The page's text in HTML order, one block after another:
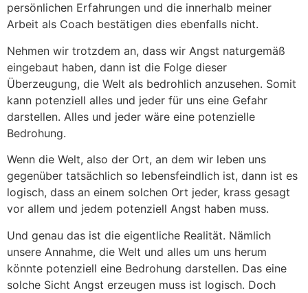
persönlichen Erfahrungen und die innerhalb meiner
Arbeit als Coach bestätigen dies ebenfalls nicht.
Nehmen wir trotzdem an, dass wir Angst naturgemäß
eingebaut haben, dann ist die Folge dieser
Überzeugung, die Welt als bedrohlich anzusehen. Somit
kann potenziell alles und jeder für uns eine Gefahr
darstellen. Alles und jeder wäre eine potenzielle
Bedrohung.
Wenn die Welt, also der Ort, an dem wir leben uns
gegenüber tatsächlich so lebensfeindlich ist, dann ist es
logisch, dass an einem solchen Ort jeder, krass gesagt
vor allem und jedem potenziell Angst haben muss.
Und genau das ist die eigentliche Realität. Nämlich
unsere Annahme, die Welt und alles um uns herum
könnte potenziell eine Bedrohung darstellen. Das eine
solche Sicht Angst erzeugen muss ist logisch. Doch